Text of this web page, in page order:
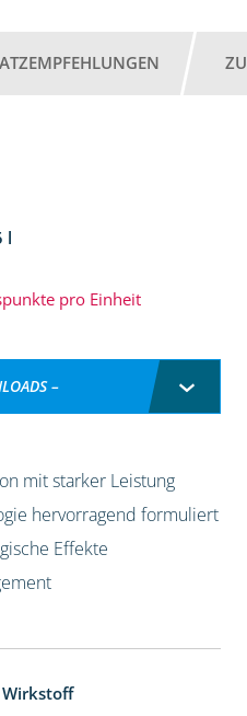
l
pro Einheit
–
mit starker Leistung
hervorragend formuliert
Effekte
Wirkstoff